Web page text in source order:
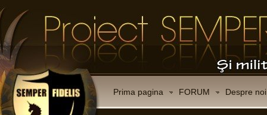
Prima pagina FORUM Despre noi